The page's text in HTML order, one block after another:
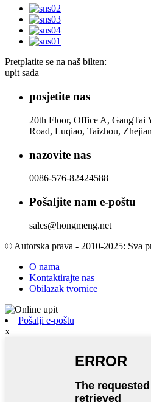
Pretplatite se na naš bilten:
upit sada
posjetite nas
20th Floor, Office A, GangTai
Road, Luqiao, Taizhou,
nazovite nas
0086-576-82424588
Pošaljite nam e-poštu
sales@hongmeng.net
© Autorska prava - 2010-2025: Sva
O nama
Kontaktirajte nas
Obilazak tvornice
Pošalji e-poštu
x